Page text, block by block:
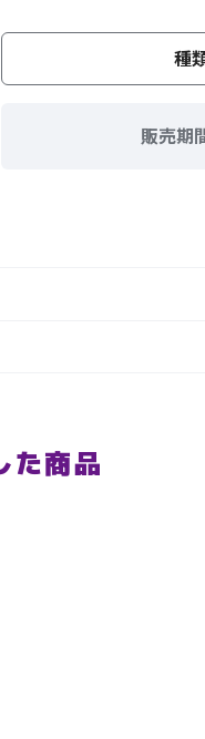
種
販売期
た商品